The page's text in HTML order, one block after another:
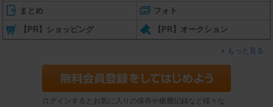
まとめ フォト
【PR】ショッピング 【PR】オークション
もっと見る
ログインするとお気に入りの保存や燃費記録など様々な